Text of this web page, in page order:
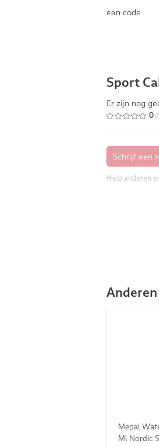
ean code
Sport
Er zijn nog
0
Help anderen
Mepal
Ml Nordic